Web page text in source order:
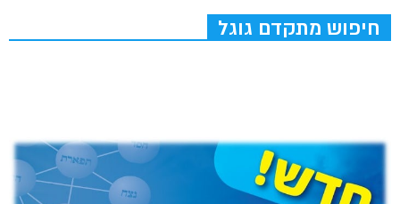
חיפוש מתקדם גוגל